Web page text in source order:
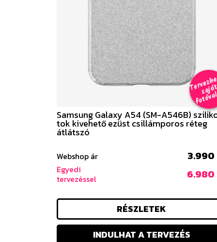
T
t
al
Samsung Galaxy A54 (SM-A546B)
tok kivehető ezüst csillámporos réteg
átlátszó
Webshop ár 3.990
Egyedi
tervezéssel
6.980
RÉSZLETEK
INDULHAT A TERVEZÉS